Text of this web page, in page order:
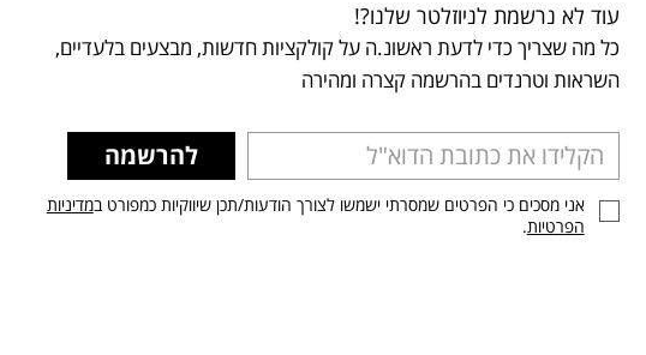
עוד לא נרשמת לניוזלטר שלנו?!
כל מה שצריך כדי לדעת ראשונ.ה על קולקציות חדשות, מבצעים בלעדיים,
השראות וטרנדים בהרשמה קצרה ומהירה
להרשמה
אני מסכים כי הפרטים שמסרתי ישמשו לצורך הודעות/תכן שיווקיות כמפורט במדיניות
הפרטיות.